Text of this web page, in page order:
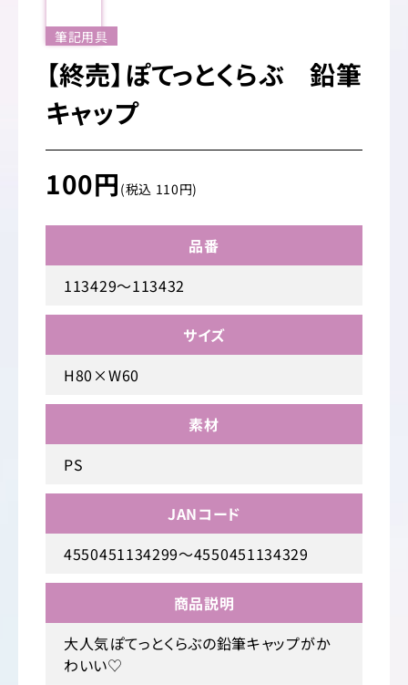
筆記用具
【終売】ぽてっとくらぶ 鉛筆
キャップ
100円 (税込 110円)
品番
113429～113432
サイズ
H80×W60
素材
PS
JANコード
4550451134299～4550451134329
商品説明
大人気ぽてっとくらぶの鉛筆キャップがか
わいい♡